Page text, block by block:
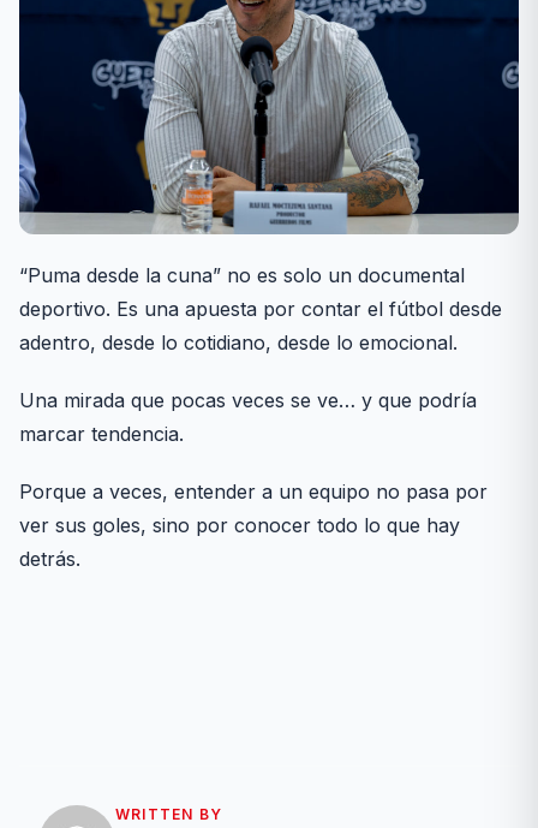
“Puma desde la cuna” no es solo un documental
deportivo. Es una apuesta por contar el fútbol desde
adentro, desde lo cotidiano, desde lo emocional.
Una mirada que pocas veces se ve… y que podría
marcar tendencia.
Porque a veces, entender a un equipo no pasa por
ver sus goles, sino por conocer todo lo que hay
detrás.
WRITTEN BY